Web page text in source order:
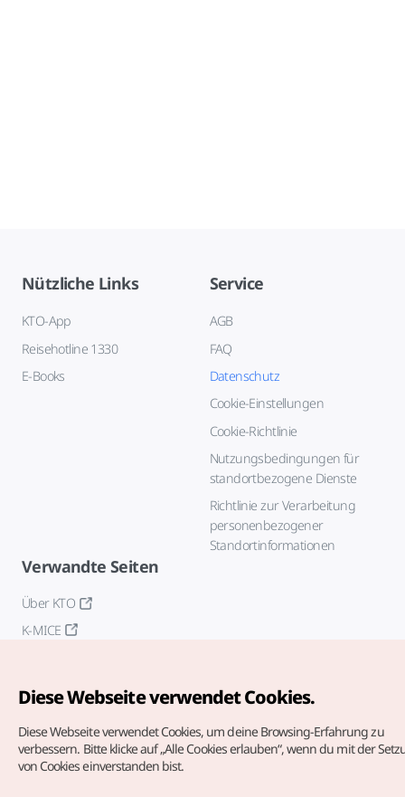
Nützliche Links
KTO-App
Reisehotline 1330
E-Books
Service
AGB
FAQ
Datenschutz
Cookie-Einstellungen
Cookie-Richtlinie
Nutzungsbedingungen für
standortbezogene Dienste
Richtlinie zur Verarbeitung
personenbezogener
Standortinformationen
Verwandte Seiten
Über KTO
K-MICE
Diese Webseite verwendet Cookies.
Diese Webseite verwendet Cookies, um deine Browsing-Erfahrung zu
verbessern. Bitte klicke auf „Alle Cookies erlauben“, wenn du mit der
von Cookies einverstanden bist.